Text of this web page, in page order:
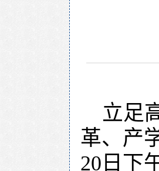
立足
革、产
20日下